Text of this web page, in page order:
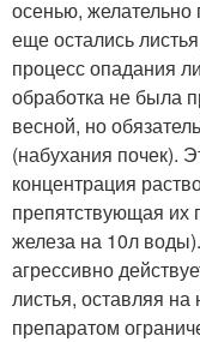
осенью, желательно
еще остались
процесс опадания
обработка не была
весной, но
(набухания почек).
концентрация
препятствующая их
железа на 10л
агрессивно
листья, оставляя на
препаратом